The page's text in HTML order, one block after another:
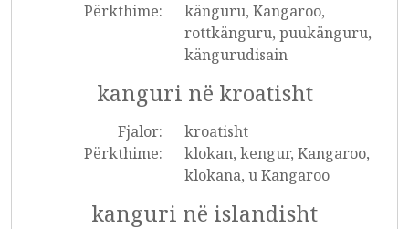
Përkthime:
känguru, Kangaroo,
rottkänguru, puukänguru,
kängurudisain
kanguri në kroatisht
Fjalor:
kroatisht
Përkthime:
klokan, kengur, Kangaroo,
klokana, u Kangaroo
kanguri në islandisht